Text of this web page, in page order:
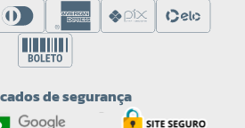
de segurança